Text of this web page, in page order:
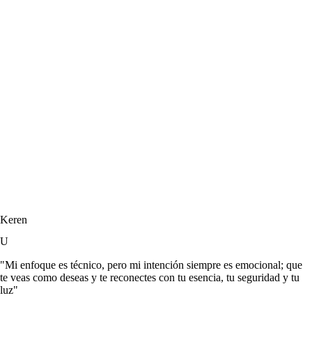
Keren
U
"Mi enfoque es técnico, pero mi intención siempre es emocional; que
te veas como deseas y te reconectes con tu esencia, tu seguridad y tu
luz"